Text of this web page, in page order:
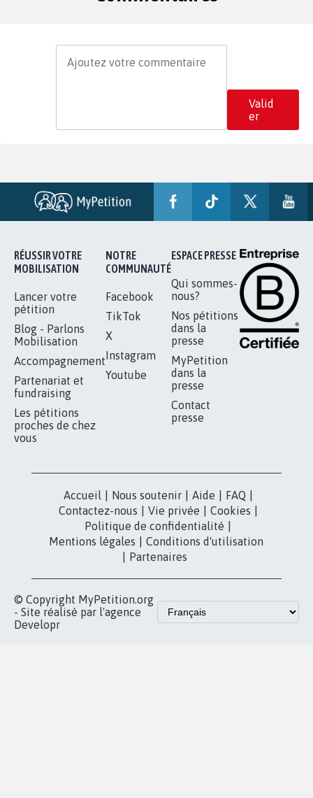
Valid
er
RÉUSSIR VOTRE
MOBILISATION
Lancer votre
pétition
Blog - Parlons
Mobilisation
Accompagnement
Partenariat et
fundraising
Les pétitions
proches de chez
vous
NOTRE
COMMUNAUTÉ
Facebook
TikTok
X
Instagram
Youtube
ESPACE PRESSE
Qui sommes-
nous?
Nos pétitions
dans la
presse
MyPetition
dans la
presse
Contact
presse
Accueil Nous soutenir Aide FAQ
Contactez-nous
Vie privée Cookies
Politique de confidentialité
Mentions légales
Conditions d'utilisation
Partenaires
© Copyright MyPetition.org
- Site réalisé par l'agence
Developr